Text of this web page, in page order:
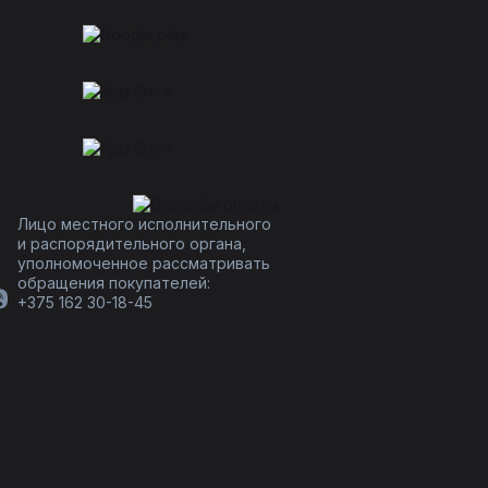
Лицо местного исполнительного
и распорядительного органа,
уполномоченное рассматривать
обращения покупателей:
+375 162 30-18-45